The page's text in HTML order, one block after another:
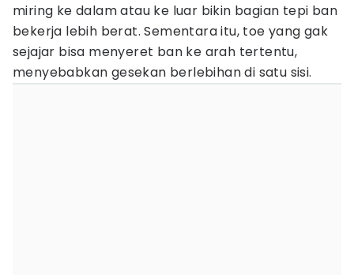
miring ke dalam atau ke luar bikin bagian tepi ban
bekerja lebih berat. Sementara itu, toe yang gak
sejajar bisa menyeret ban ke arah tertentu,
menyebabkan gesekan berlebihan di satu sisi.